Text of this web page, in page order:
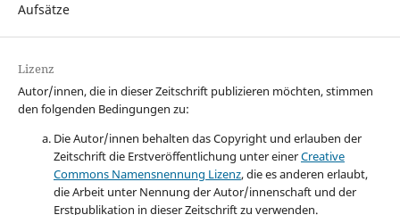
Aufsätze
Lizenz
Autor/innen, die in dieser Zeitschrift publizieren möchten, stimmen
den folgenden Bedingungen zu:
Die Autor/innen behalten das Copyright und erlauben der
Zeitschrift die Erstveröffentlichung unter einerCreative
Commons Namensnennung Lizenz, die es anderen erlaubt,
die Arbeit unter Nennung der Autor/innenschaft und der
Erstpublikation in dieser Zeitschrift zu verwenden.